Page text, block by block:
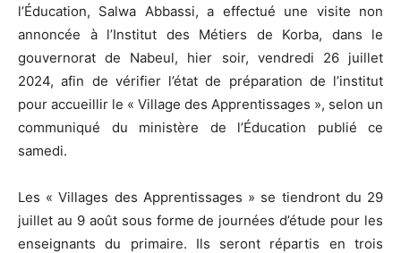
l’Éducation, Salwa Abbassi, a effectué une visite non
annoncée à l’Institut des Métiers de Korba, dans le
gouvernorat de Nabeul, hier soir, vendredi 26 juillet
2024, afin de vérifier l’état de préparation de l’institut
pour accueillir le « Village des Apprentissages », selon un
communiqué du ministère de l’Éducation publié ce
samedi.
Les « Villages des Apprentissages » se tiendront du 29
juillet au 9 août sous forme de journées d’étude pour les
enseignants du primaire. Ils seront répartis en trois